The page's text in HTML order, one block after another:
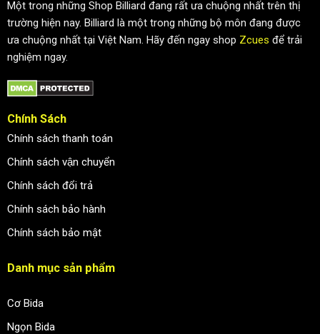
Một trong những Shop Billiard đang rất ưa chuộng nhất trên thị
trường hiện nay. Billiard là một trong những bộ môn đang được
ưa chuộng nhất tại Việt Nam. Hãy đến ngay shop Zcues để trải
nghiệm ngay.
Chính Sách
Chính sách thanh toán
Chính sách vận chuyển
Chính sách đổi trả
Chính sách bảo hành
Chính sách bảo mật
Danh mục sản phẩm
Cơ Bida
Ngọn Bida